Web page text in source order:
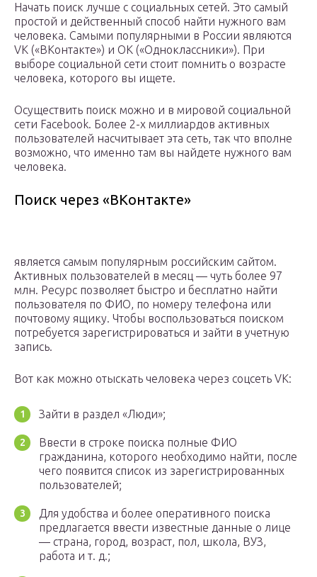
Начать поиск лучше с социальных сетей. Это самый
простой и действенный способ найти нужного вам
человека. Самыми популярными в России являются
VK («ВКонтакте») и OK («Одноклассники»). При
выборе социальной сети стоит помнить о возрасте
человека, которого вы ищете.
Осуществить поиск можно и в мировой социальной
сети Facebook. Более 2-х миллиардов активных
пользователей насчитывает эта сеть, так что вполне
возможно, что именно там вы найдете нужного вам
человека.
Поиск через «ВКонтакте»
является самым популярным российским сайтом.
Активных пользователей в месяц — чуть более 97
млн. Ресурс позволяет быстро и бесплатно найти
пользователя по ФИО, по номеру телефона или
почтовому ящику. Чтобы воспользоваться поиском
потребуется зарегистрироваться и зайти в учетную
запись.
Вот как можно отыскать человека через соцсеть VK:
Зайти в раздел «Люди»;
Ввести в строке поиска полные ФИО
гражданина, которого необходимо найти, после
чего появится список из зарегистрированных
пользователей;
Для удобства и более оперативного поиска
предлагается ввести известные данные о лице
— страна, город, возраст, пол, школа, ВУЗ,
работа и т. д.;